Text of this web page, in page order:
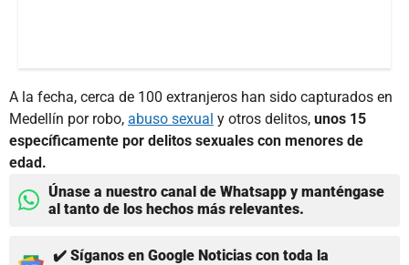
A la fecha, cerca de 100 extranjeros han sido capturados en
Medellín por robo, abuso sexual y otros delitos, unos 15
específicamente por delitos sexuales con menores de
edad.
Únase a nuestro canal de Whatsapp y manténgase
al tanto de los hechos más relevantes.
✔️ Síganos en Google Noticias con toda la